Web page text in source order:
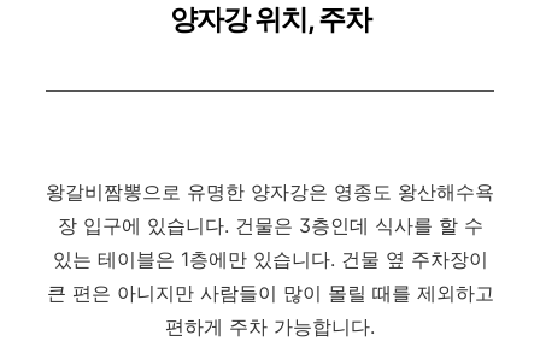
양자강 위치, 주차
왕갈비짬뽕으로 유명한 양자강은 영종도 왕산해수욕
장 입구에 있습니다. 건물은 3층인데 식사를 할 수
있는 테이블은 1층에만 있습니다. 건물 옆 주차장이
큰 편은 아니지만 사람들이 많이 몰릴 때를 제외하고
편하게 주차 가능합니다.